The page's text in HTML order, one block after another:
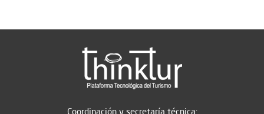
Coordinación y secretaría técnica: